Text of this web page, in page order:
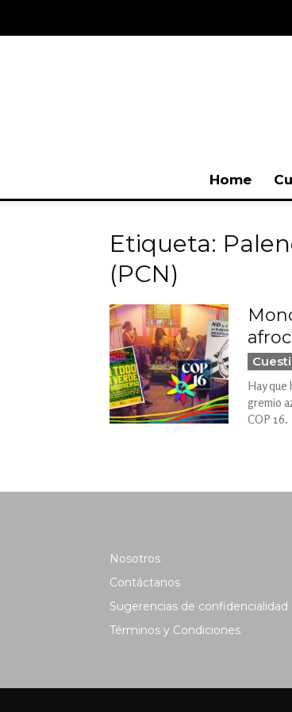
Home
Etiqueta:
(PCN)
Hay que
gremio
COP 16.
Nosotros
Contáctanos
Sugerencias de confidencialidad
Términos y Condiciones